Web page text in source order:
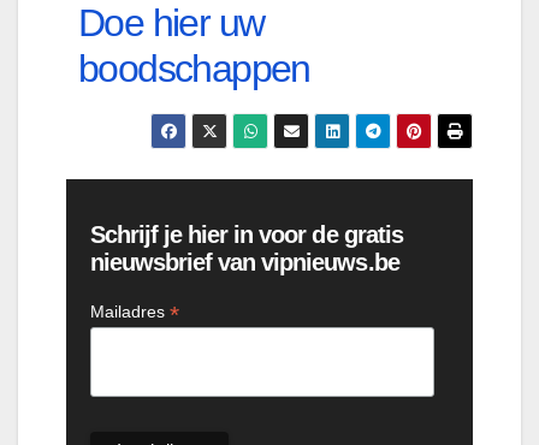
Doe hier uw
boodschappen
Schrijf je hier in voor de gratis
nieuwsbrief van vipnieuws.be
Mailadres *